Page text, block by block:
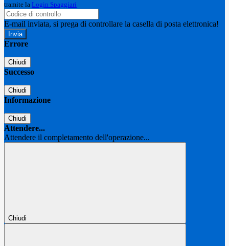
tramite la Login Spaggiari
E-mail inviata, si prega di controllare la casella di posta elettronica!
Errore
Chiudi
Successo
Chiudi
Informazione
Chiudi
Attendere...
Attendere il completamento dell'operazione...
Chiudi